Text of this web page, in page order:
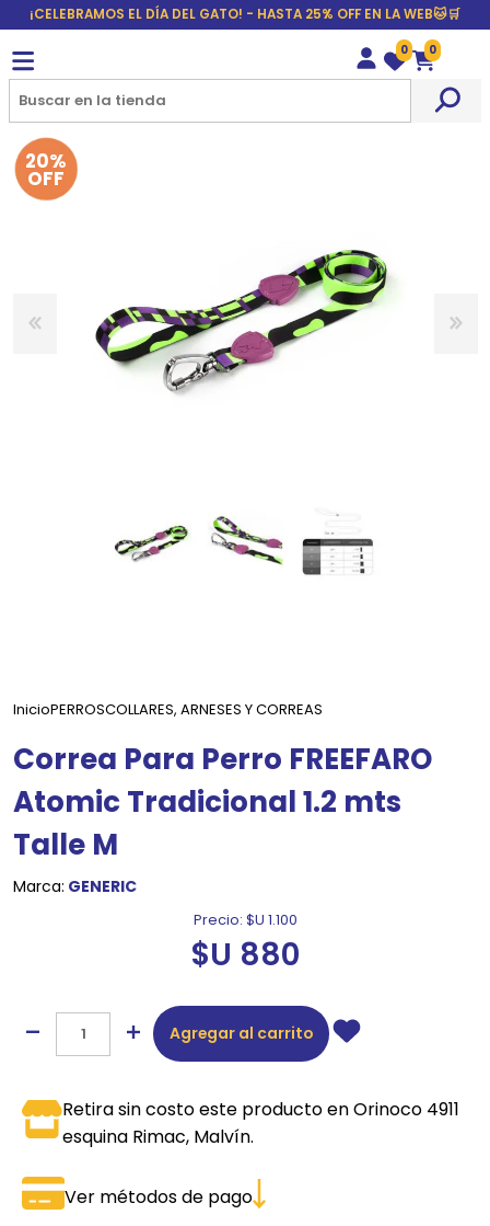
¡CELEBRAMOS EL DÍA DEL GATO! - HASTA 25% OFF EN LA WEB🐱🛒
Wishlist
0
Carrito
0
20%
OFF
InicioPERROSCOLLARES, ARNESES Y CORREAS
Correa Para Perro FREEFARO
Atomic Tradicional 1.2 mts
Talle M
Marca: GENERIC
Precio: $U 1.100
$U 880
Agregar al carrito
Retira sin costo este producto en Orinoco 4911
esquina Rimac, Malvín.
Ver métodos de pago